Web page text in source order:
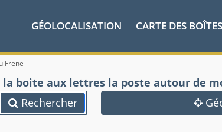
GÉOLOCALISATION CARTE DES BOÎTES
Frene
la boite aux lettres la poste autour de
Rechercher